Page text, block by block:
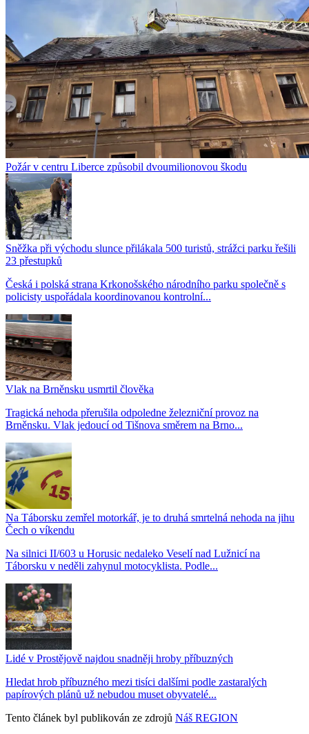
Požár v centru Liberce způsobil dvoumilionovou škodu
Sněžka při východu slunce přilákala 500 turistů, strážci parku řešili
23 přestupků
Česká i polská strana Krkonošského národního parku společně s
policisty uspořádala koordinovanou kontrolní...
Vlak na Brněnsku usmrtil člověka
Tragická nehoda přerušila odpoledne železniční provoz na
Brněnsku. Vlak jedoucí od Tišnova směrem na Brno...
Na Táborsku zemřel motorkář, je to druhá smrtelná nehoda na jihu
Čech o víkendu
Na silnici II/603 u Horusic nedaleko Veselí nad Lužnicí na
Táborsku v neděli zahynul motocyklista. Podle...
Lidé v Prostějově najdou snadněji hroby příbuzných
Hledat hrob příbuzného mezi tisíci dalšími podle zastaralých
papírových plánů už nebudou muset obyvatelé...
Tento článek byl publikován ze zdrojů Náš REGION